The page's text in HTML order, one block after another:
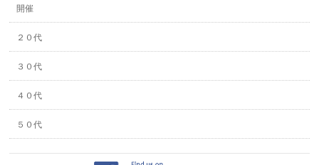
開催
２０代
３０代
４０代
５０代